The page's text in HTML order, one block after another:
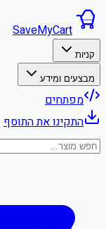
SaveMyCart
קניות
מבצעים ומידע
מפתחים
התקינו את התוסף